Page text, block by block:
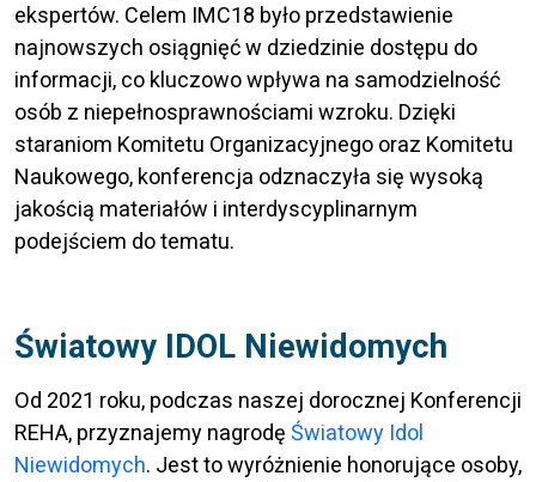
ekspertów. Celem IMC18 było przedstawienie
najnowszych osiągnięć w dziedzinie dostępu do
informacji, co kluczowo wpływa na samodzielność
osób z niepełnosprawnościami wzroku. Dzięki
staraniom Komitetu Organizacyjnego oraz Komitetu
Naukowego, konferencja odznaczyła się wysoką
jakością materiałów i interdyscyplinarnym
podejściem do tematu.
Światowy IDOL Niewidomych
Od 2021 roku, podczas naszej dorocznej Konferencji
REHA, przyznajemy nagrodę Światowy Idol
Niewidomych. Jest to wyróżnienie honorujące osoby,